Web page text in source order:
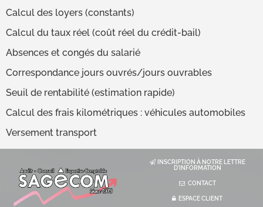
Calcul des loyers (constants)
Calcul du taux réel (coût réel du crédit-bail)
Absences et congés du salarié
Correspondance jours ouvrés/jours ouvrables
Seuil de rentabilité (estimation rapide)
Calcul des frais kilométriques : véhicules automobiles
Versement transport
INSCRIPTION À NOTRE LETTRE
D'INFORMATION
CONTACT
ESPACE CLIENT